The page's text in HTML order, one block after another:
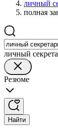
личный
полная
личный
Резюме
Найти